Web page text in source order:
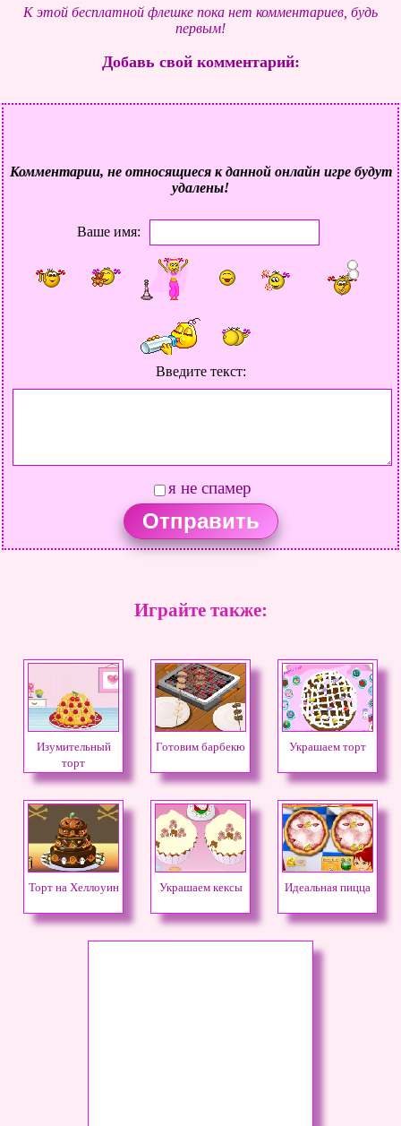
К этой бесплатной флешке пока нет комментариев, будь
первым!
Добавь свой комментарий:
Комментарии, не относящиеся к данной онлайн игре будут
удалены!
Ваше имя:
Введите текст:
я не спамер
Играйте также:
Изумительный
торт
Готовим барбекю Украшаем торт
Торт на Хеллоуин Украшаем кексы Идеальная пицца